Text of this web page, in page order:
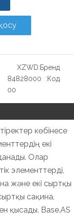
Бренд:
XZWD
Код:
84828000
00
көбінесе
екі
Олар
элементтерді,
және екі сыртқы
сақина,
қысады. Base.AS